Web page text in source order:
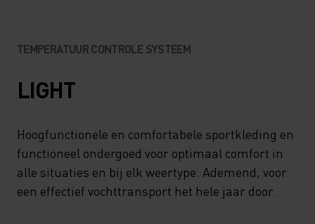
TEMPERATUUR CONTROLE SYSTEEM
LIGHT
Hoogfunctionele en comfortabele sportkleding en
functioneel ondergoed voor optimaal comfort in
alle situaties en bij elk weertype. Ademend, voor
een effectief vochttransport het hele jaar door.